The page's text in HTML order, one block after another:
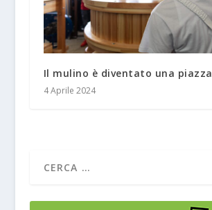
Il mulino è diventato una piazza
4 Aprile 2024